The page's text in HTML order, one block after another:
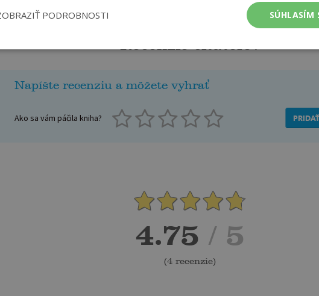
Napíšte recenziu a môžete vyhrať
Ako sa vám páčila kniha?
4.75 / 5
(4 recenzie)
SÚHLASÍM
PODROBNOSTI